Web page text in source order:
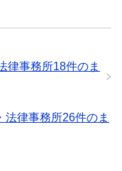
律事務所18件のま
律事務所26件のま